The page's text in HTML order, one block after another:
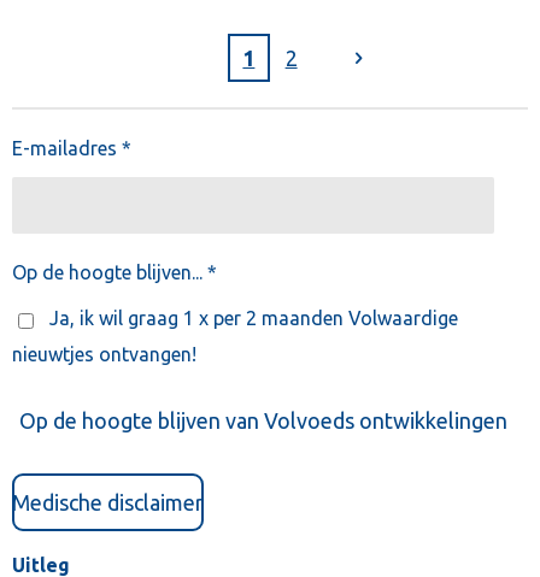
1 2
E-mailadres *
Op de hoogte blijven... *
Ja, ik wil graag 1 x per 2 maanden Volwaardige
nieuwtjes ontvangen!
Op de hoogte blijven van Volvoeds ontwikkelingen
Medische disclaimer
Uitleg